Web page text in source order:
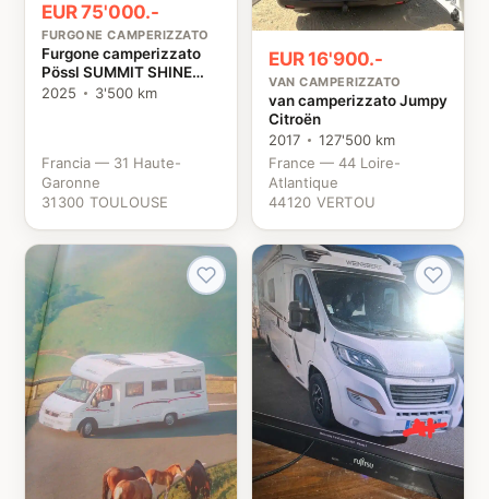
EUR 75'000.-
FURGONE CAMPERIZZATO
Furgone camperizzato
Pössl SUMMIT SHINE
640R Fiat
2025 3'500 km
Francia — 31 Haute-
Garonne
31300 TOULOUSE
EUR 16'900.-
VAN CAMPERIZZATO
van camperizzato Jumpy
Citroën
2017
127'500 km
France — 44 Loire-
Atlantique
44120 VERTOU